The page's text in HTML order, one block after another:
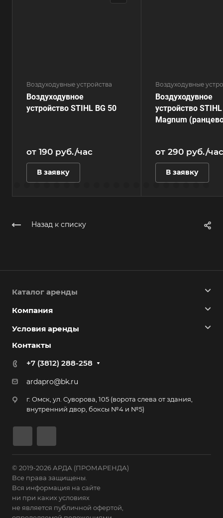
Воздуходувные устройства
Воздуходувное
устройство STIHL BG 50
от 190 руб./час
В заявку
Воздуходувные
Воздуходувное
устройство
Magnum
от 290 руб./час
В заявку
Назад к списку
Каталог аренды
Компания
Условия аренды
Контакты
+7 (3812) 288-258
ardapro@bk.ru
г. Омск, ул. Суворова, 105 (ворота слева от здания,
внутренний двор, боксы №4 и №5)
© 2019-2026 АРДА (ПРОМАРЕНДА)
Все права защищены.
Вся информация на сайте
ни при каких условиях
не является публичной офертой,